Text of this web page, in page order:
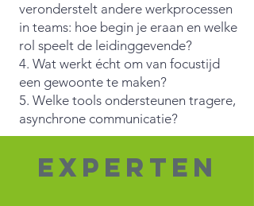
veronderstelt andere werkprocessen
in teams: hoe begin je eraan en welke
rol speelt de leidinggevende?
4. Wat werkt écht om van focustijd
een gewoonte te maken?
5. Welke tools ondersteunen tragere,
asynchrone communicatie?
Experten